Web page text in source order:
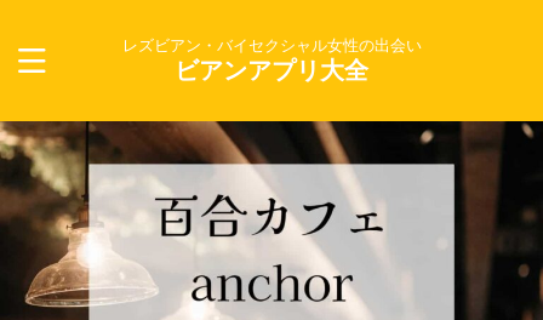
レズビアン・バイセクシャル女性の出会い
ビアンアプリ大全